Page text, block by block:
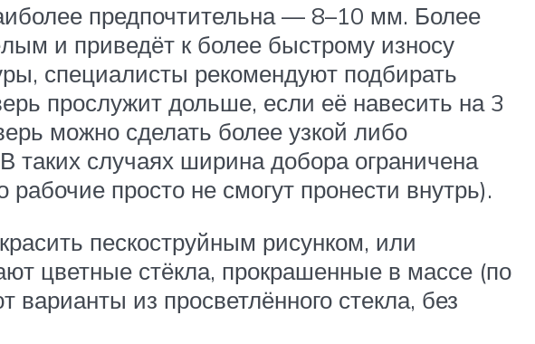
предпочтительна — 8–10 мм. Более
и приведёт к более быстрому износу
специалисты рекомендуют подбирать
прослужит дольше, если её навесить на 3
можно сделать более узкой либо
таких случаях ширина добора ограничена
просто не смогут пронести внутрь).
пескоструйным рисунком, или
цветные стёкла, прокрашенные в массе (по
из просветлённого стекла, без